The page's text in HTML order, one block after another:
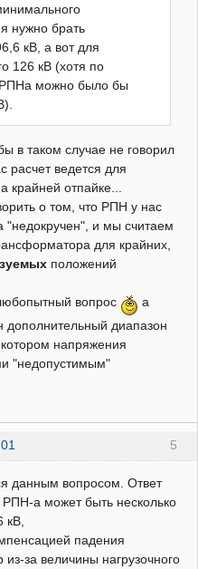
нужно брать
кВ, а вот для
126 кВ (хотя по
РПНа можно было бы
в таком случае не говорил
расчет ведется для
отпайке...
о том, что РПН у нас
"недокручен", и мы считаем
для крайних,
положений
вопрос
а
дополнительный диапазон
напряжения
"недопустимым"
5
данным вопросом. Ответ
РПН-а может быть несколько
кВ,
падения
за величины нагрузочного